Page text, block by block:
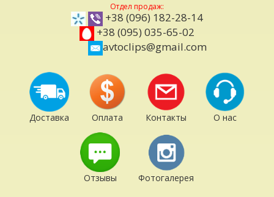
Отдел продаж:
+38 (096) 182-28-14
+38 (095) 035-65-02
avtoclips@gmail.com
Доставка Оплата Контакты О нас
Отзывы Фотогалерея